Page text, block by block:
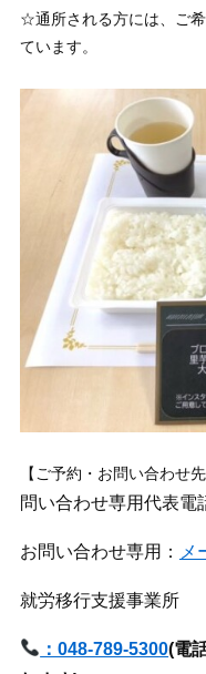
☆通所される方には、ご
ています。
【ご予約・お問い合わせ先
問い合わせ専用代表電
お問い合わせ専用： メ
就労移行支援事業所
：048-789-5300(電